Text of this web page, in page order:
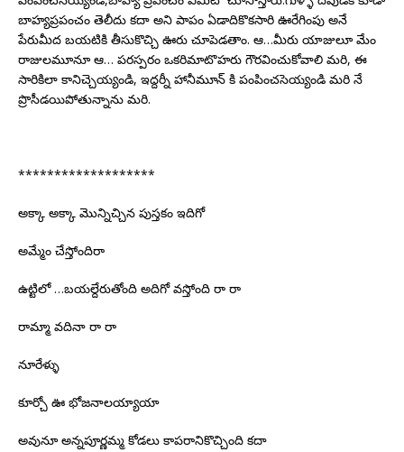
బాహ్యప్రపంచం తెలీదు కదా అని పాపం ఏడాదికొకసారి ఊరేగింపు అనే
పేరుమీద బయటికి తీసుకొచ్చి ఊరు చూపెడతాం. ఆ…మీరు యాజులూ మేం
రాజులమూనూ ఆ… పరస్పరం ఒకరిమాటొహరు గౌరవించుకోవాలి మరి, ఈ
సారికిలా కానిచ్చెయ్యండి, ఇద్దర్నీ హానీమూన్ కి పంపించసెయ్యండి మరి నే
ప్రొసీడయిపోతున్నాను మరి.
*******************
అక్కా అక్కా మొన్నిచ్చిన పుస్తకం ఇదిగో
అమ్మేం చేస్తోందిరా
ఉట్టిలో …బయల్దేరుతోంది అదిగో వస్తోంది రా రా
రామ్మా వదినా రా రా
నూరేళ్ళు
కూర్చో ఊ భోజనాలయ్యాయా
అవునూ అన్నపూర్ణమ్మ కోడలు కాపరానికొచ్చింది కదా